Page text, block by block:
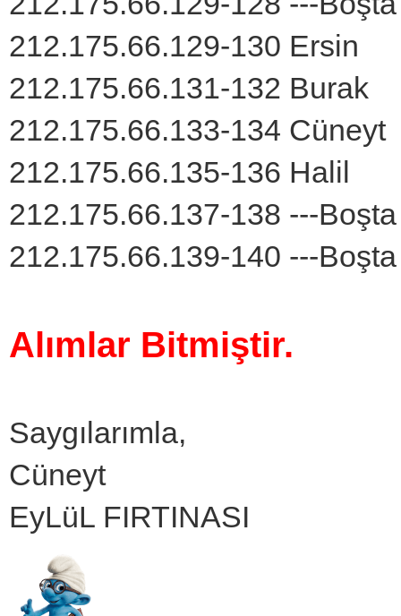
212.175.66.129-130 Ersin
212.175.66.131-132 Burak
212.175.66.133-134 Cüneyt
212.175.66.135-136 Halil
212.175.66.137-138 ---Boşta
212.175.66.139-140 ---Boşta
Alımlar Bitmiştir.
Saygılarımla,
Cüneyt
EyLüL FIRTINASI